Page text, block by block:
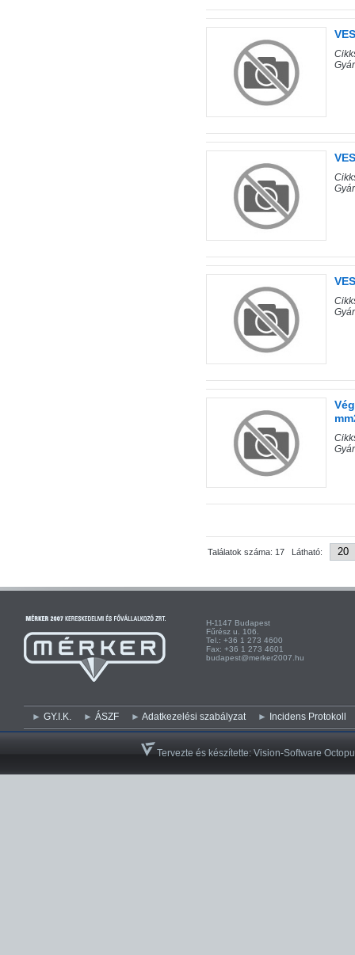
Találatok száma: 17 Látható:
H-1147 Budapest H-
Fűrész u. 106.
Tel.: +36 1 273 4600
Fax: +36 1 273 4601
budapest@merker2007.hu
GY.I.K. ÁSZF Adatkezelési szabályzat Incidens Protokoll
Tervezte és készítette:Vision-Software